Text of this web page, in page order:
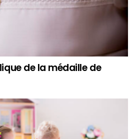
de la médaille de